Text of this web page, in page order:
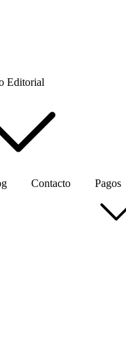
Editorial
Contacto Pagos